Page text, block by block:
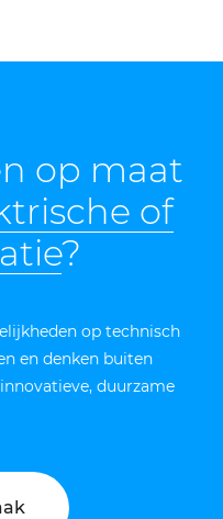
op maat
of
?
op technisch
en denken buiten
duurzame